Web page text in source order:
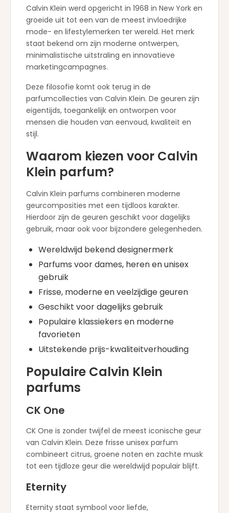
Calvin Klein werd opgericht in 1968 in New York en
groeide uit tot een van de meest invloedrijke
mode- en lifestylemerken ter wereld. Het merk
staat bekend om zijn moderne ontwerpen,
minimalistische uitstraling en innovatieve
marketingcampagnes.
Deze filosofie komt ook terug in de
parfumcollecties van Calvin Klein. De geuren zijn
eigentijds, toegankelijk en ontworpen voor
mensen die houden van eenvoud, kwaliteit en
stijl.
Waarom kiezen voor Calvin
Klein parfum?
Calvin Klein parfums combineren moderne
geurcomposities met een tijdloos karakter.
Hierdoor zijn de geuren geschikt voor dagelijks
gebruik, maar ook voor bijzondere gelegenheden.
Wereldwijd bekend designermerk
Parfums voor dames, heren en unisex
gebruik
Frisse, moderne en veelzijdige geuren
Geschikt voor dagelijks gebruik
Populaire klassiekers en moderne
favorieten
Uitstekende prijs-kwaliteitverhouding
Populaire Calvin Klein
parfums
CK One
CK One is zonder twijfel de meest iconische geur
van Calvin Klein. Deze frisse unisex parfum
combineert citrus, groene noten en zachte musk
tot een tijdloze geur die wereldwijd populair blijft.
Eternity
Eternity staat symbool voor liefde,